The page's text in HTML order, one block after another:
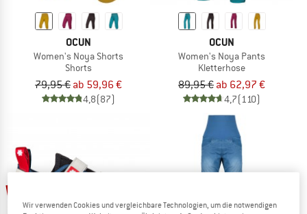
OCUN
Women's Noya Shorts
Shorts
79,95 € ab 59,96 €
4,8(87)
OCUN
Women's Noya Pants
Kletterhose
89,95 € ab 62,97 €
4,7(110)
Wir verwenden Cookies und vergleichbare Technologien, um die notwendigen